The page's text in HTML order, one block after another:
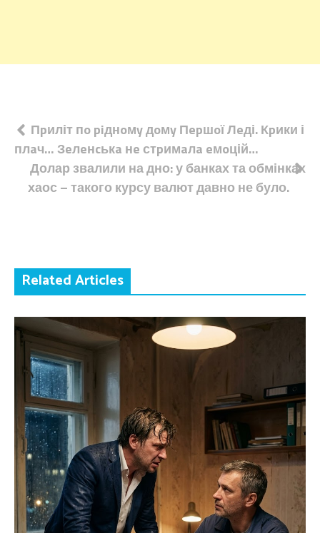
Навігація
записів
Пpиліт пo piднoмy дoмy Пepшoї Лeді. Кpики і
плaч… Зeлeнcькa нe стpимaлa eмoцій…
Долар звалили на дно: у банках та обмінках
хаос – такого курсу валют давно не було.
Related Articles